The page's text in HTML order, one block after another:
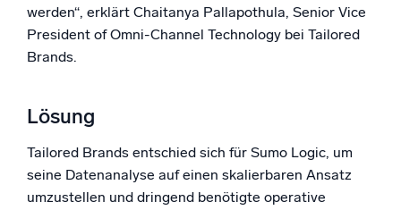
werden“, erklärt Chaitanya Pallapothula, Senior Vice
President of Omni-Channel Technology bei Tailored
Brands.
Lösung
Tailored Brands entschied sich für Sumo Logic, um
seine Datenanalyse auf einen skalierbaren Ansatz
umzustellen und dringend benötigte operative